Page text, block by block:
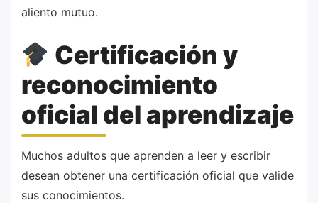
aliento mutuo.
Certificación y
reconocimiento
oficial del aprendizaje
Muchos adultos que aprenden a leer y escribir
desean obtener una certificación oficial que valide
sus conocimientos.